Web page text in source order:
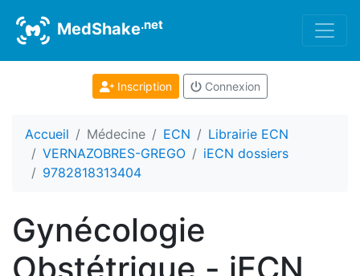
MedShake.net
Inscription Connexion
Accueil Médecine ECN
Librairie ECN
VERNAZOBRES-GREGO
iECN dossiers
9782818313404
Gynécologie